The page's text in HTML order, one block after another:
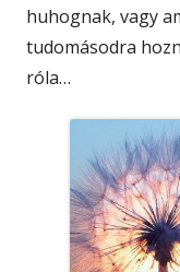
huhognak, vagy
tudomásodra
róla…